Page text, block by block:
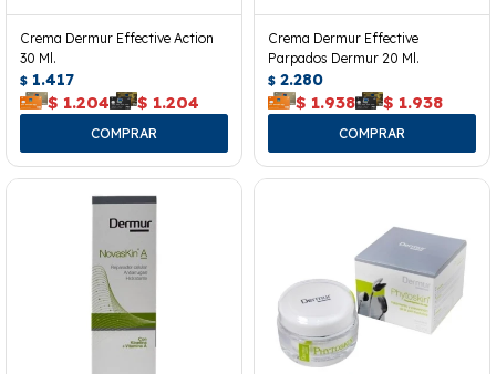
Crema Dermur Effective Action
30 Ml.
$ 1.417
$ 1.204 $ 1.204
Crema Dermur Effective
Parpados Dermur 20 Ml.
$ 2.280
$ 1.938 $ 1.938